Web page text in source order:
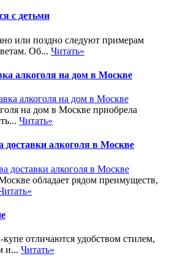
с детьми
или поздно следуют примерам
Об... Читать»
алкоголя на дом в Москве
на дом в Москве приобрела
Читать»
алкоголя в Москве
обладает рядом преимуществ,
отличаются удобством стилем,
и... Читать»